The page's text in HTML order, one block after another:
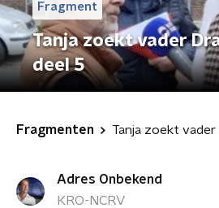
Fragment
Tanja zoekt vader
deel 5
Fragmenten
Adres Onbekend
KRO-NCRV